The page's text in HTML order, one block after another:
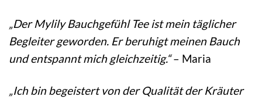
„Der Mylily Bauchgefühl Tee ist mein täglicher
Begleiter geworden. Er beruhigt meinen Bauch
und entspannt mich gleichzeitig.“– Maria
„Ich bin begeistert von der Qualität der Kräuter